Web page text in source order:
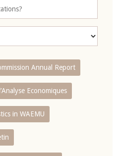
Annual Report
Economiques
in WAEMU